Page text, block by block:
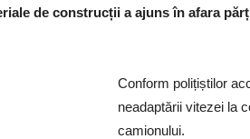
de construcții a ajuns în afara
Conform polițiștilor
neadaptării vitezei la
camionului.